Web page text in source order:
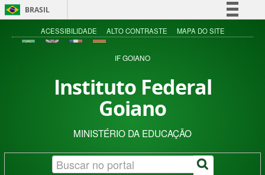
BRASIL
Simplifique!
Acesso à informação
ACESSIBILIDADE ALTO CONTRASTE MAPA DO SITE
IF GOIANO
Instituto Federal
Goiano
MINISTÉRIO DA EDUCAÇÃO